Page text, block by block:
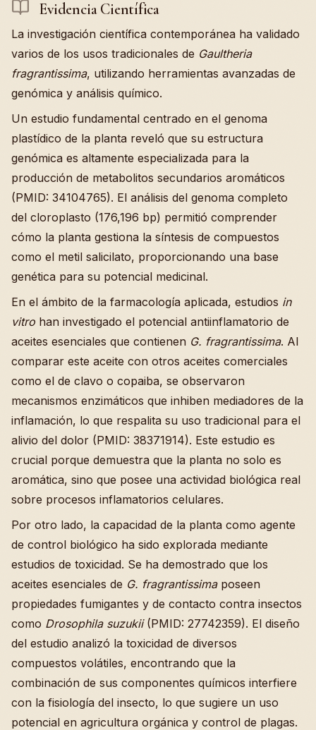
Evidencia Científica
La investigación científica contemporánea ha validado
varios de los usos tradicionales de Gaultheria
fragrantissima, utilizando herramientas avanzadas de
genómica y análisis químico.
Un estudio fundamental centrado en el genoma
plastídico de la planta reveló que su estructura
genómica es altamente especializada para la
producción de metabolitos secundarios aromáticos
(PMID: 34104765). El análisis del genoma completo
del cloroplasto (176,196 bp) permitió comprender
cómo la planta gestiona la síntesis de compuestos
como el metil salicilato, proporcionando una base
genética para su potencial medicinal.
En el ámbito de la farmacología aplicada, estudios in
vitro han investigado el potencial antiinflamatorio de
aceites esenciales que contienen G. fragrantissima. Al
comparar este aceite con otros aceites comerciales
como el de clavo o copaiba, se observaron
mecanismos enzimáticos que inhiben mediadores de la
inflamación, lo que respalita su uso tradicional para el
alivio del dolor (PMID: 38371914). Este estudio es
crucial porque demuestra que la planta no solo es
aromática, sino que posee una actividad biológica real
sobre procesos inflamatorios celulares.
Por otro lado, la capacidad de la planta como agente
de control biológico ha sido explorada mediante
estudios de toxicidad. Se ha demostrado que los
aceites esenciales de G. fragrantissimaposeen
propiedades fumigantes y de contacto contra insectos
como Drosophila suzukii(PMID: 27742359). El diseño
del estudio analizó la toxicidad de diversos
compuestos volátiles, encontrando que la
combinación de sus componentes químicos interfiere
con la fisiología del insecto, lo que sugiere un uso
potencial en agricultura orgánica y control de plagas.